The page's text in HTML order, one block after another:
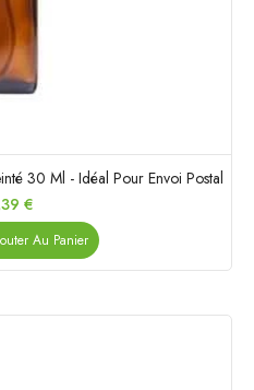
30 Ml - Idéal Pour Envoi Postal
€
Au Panier